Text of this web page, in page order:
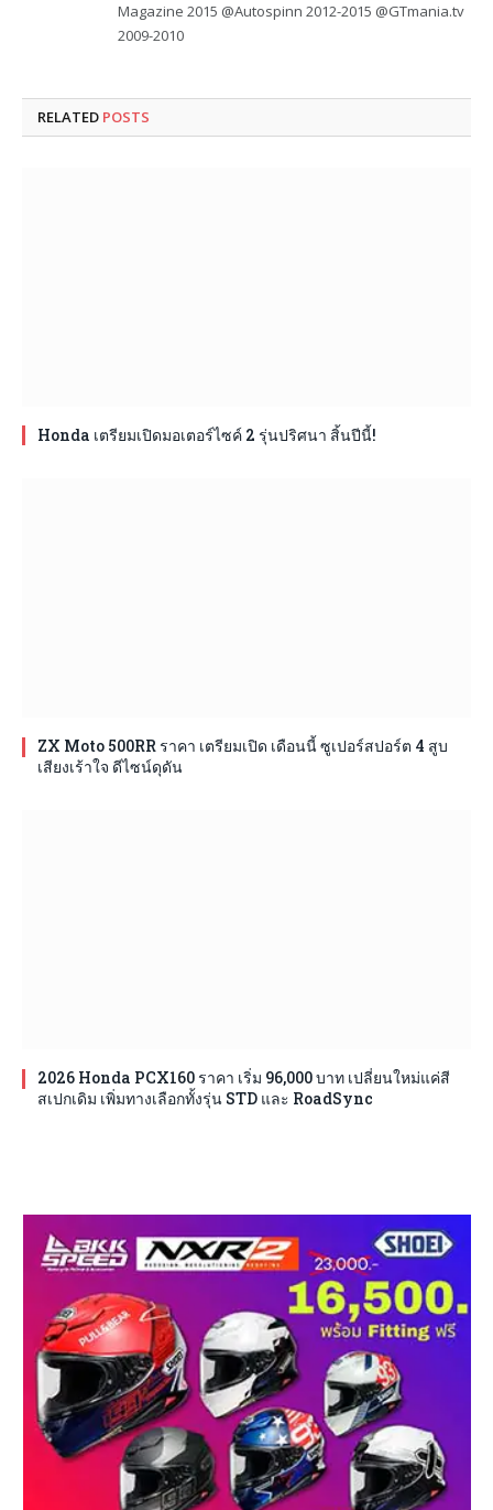
Magazine 2015 @Autospinn 2012-2015 @GTmania.tv
2009-2010
RELATED POSTS
Honda เตรียมเปิดมอเตอร์ไซค์ 2 รุ่นปริศนา สิ้นปีนี้!
ZX Moto 500RR ราคา เตรียมเปิด เดือนนี้ ซูเปอร์สปอร์ต 4 สูบ
เสียงเร้าใจ ดีไซน์ดุดัน
2026 Honda PCX160 ราคา เริ่ม 96,000 บาท เปลี่ยนใหม่แค่สี
สเปกเดิม เพิ่มทางเลือกทั้งรุ่น STD และ RoadSync